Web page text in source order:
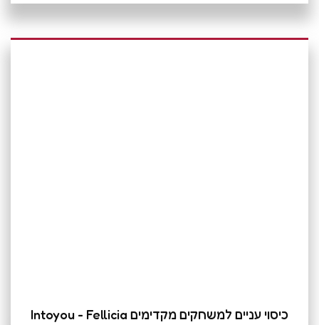
כיסוי עניים למשחקים מקדימים Intoyou - Fellicia